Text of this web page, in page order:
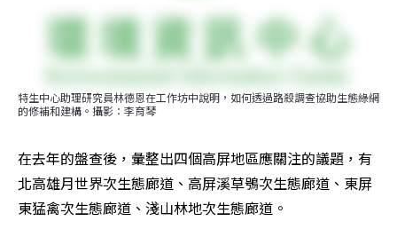
特生中心助理研究員林德恩在工作坊中說明，如何透過路殺調查協助生態綠網
的修補和建構。攝影：李育琴
在去年的盤查後，彙整出四個高屏地區應關注的議題，有
北高雄月世界次生態廊道、高屏溪草鴞次生態廊道、東屏
東猛禽次生態廊道、淺山林地次生態廊道。